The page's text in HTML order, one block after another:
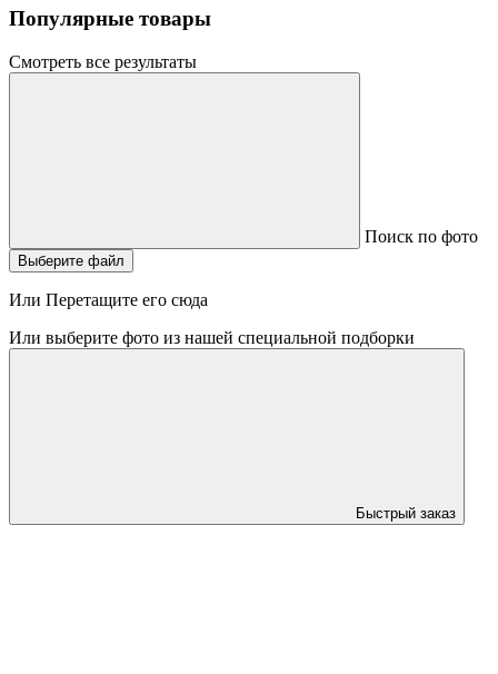
Популярные товары
Смотреть все результаты
Поиск по фото
Выберите файл
Или Перетащите его сюда
Или выберите фото из нашей специальной подборки
Быстрый заказ